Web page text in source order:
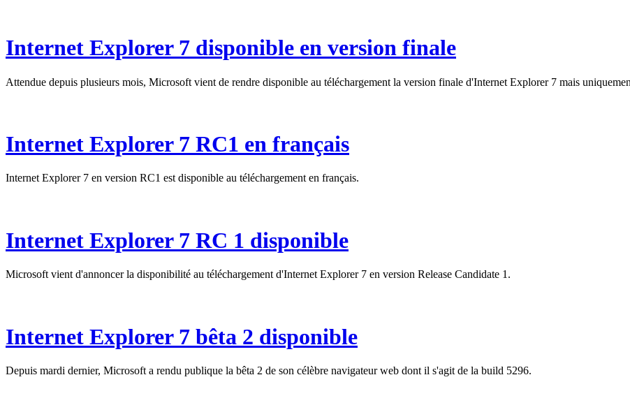
Internet Explorer 7 disponible en version finale
Attendue depuis plusieurs mois, Microsoft vient de rendre disponible au téléchargement la version finale d'Internet Explorer 7 mais
Internet Explorer 7 RC1 en français
Internet Explorer 7 en version RC1 est disponible au téléchargement en français.
Internet Explorer 7 RC 1 disponible
Microsoft vient d'annoncer la disponibilité au téléchargement d'Internet Explorer 7 en version Release Candidate 1.
Internet Explorer 7 bêta 2 disponible
Depuis mardi dernier, Microsoft a rendu publique la bêta 2 de son célèbre navigateur web dont il s'agit de la build 5296.